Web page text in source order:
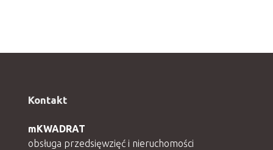
Kontakt
mKWADRAT
obsługa przedsięwzięć i nieruchomości